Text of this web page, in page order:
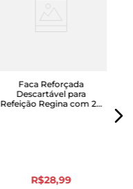
Faca Reforçada
Descartável para
Refeição Regina com 20
R$28,99